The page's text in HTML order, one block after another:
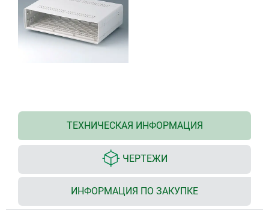
ТЕХНИЧЕСКАЯ ИНФОРМАЦИЯ
ЧЕРТЕЖИ
ИНФОРМАЦИЯ ПО ЗАКУПКЕ